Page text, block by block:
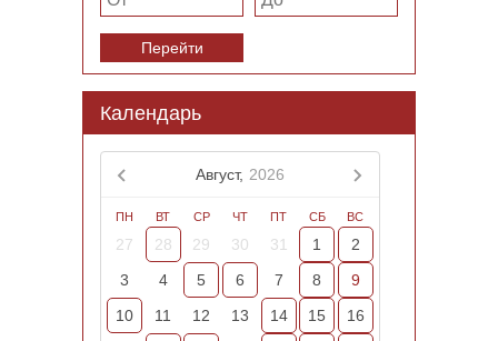
Перейти
Календарь
Август, 2026
ПН ВТ СР ЧТ ПТ СБ ВС
27 28 29 30 31 1
2
3
4 5 6 7 8
9
10
11 12 13 14 15
16